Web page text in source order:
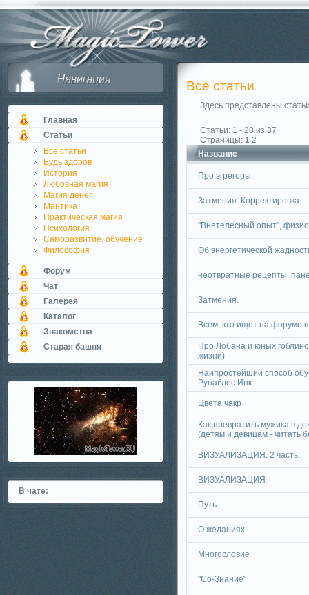
Главная
Статьи
Все статьи
Будь здоров
История
Любовная магия
Магия денег
Мантика
Практическая магия
Психология
Саморазвитие, обучение
Философия
Форум
Чат
Галерея
Каталог
Знакомства
Старая башня
В чате:
Все статьи
Здесь представлены
Статьи: 1 - 20 из 37
Страницы: 1 2
Название
Про эгрегоры.
Затмения. Корректировка.
"Внетелесный опыт",
Об энергетической
неотвратные рецепты.
Затмения.
Всем, кто ищет на форуме
Про Лобана и юных
жизни)
Наипростейший способ
Рунаблес Инк.
Цвета чакр
Как превратить мужика в
(детям и девицам - читать
ВИЗУАЛИЗАЦИЯ. 2 часть.
ВИЗУАЛИЗАЦИЯ
Путь
О желаниях.
Многословие
"Со-Знание"